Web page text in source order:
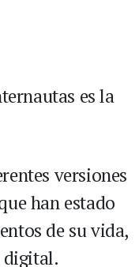
es la
versiones
han estado
de su vida,
digital.